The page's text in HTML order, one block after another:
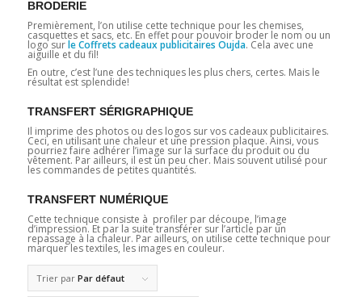
BRODERIE
Premièrement, l’on utilise cette technique pour les chemises,
casquettes et sacs, etc. En effet pour pouvoir broder le nom ou un
logo surle Coffrets cadeaux publicitaires Oujda. Cela avec une
aiguille et du fil!
En outre, c’est l’une des techniques les plus chers, certes. Mais le
résultat est splendide!
TRANSFERT SÉRIGRAPHIQUE
Il imprime des photos ou des logos sur vos cadeaux publicitaires.
Ceci, en utilisant une chaleur et une pression plaque. Ainsi, vous
pourriez faire adhérer l’image sur la surface du produit ou du
vêtement. Par ailleurs, il est un peu cher. Mais souvent utilisé pour
les commandes de petites quantités.
TRANSFERT NUMÉRIQUE
Cette technique consiste à profiler par découpe, l’image
d’impression. Et par la suite transférer sur l’article par un
repassage à la chaleur. Par ailleurs, on utilise cette technique pour
marquer les textiles, les images en couleur.
Trier par Par défaut